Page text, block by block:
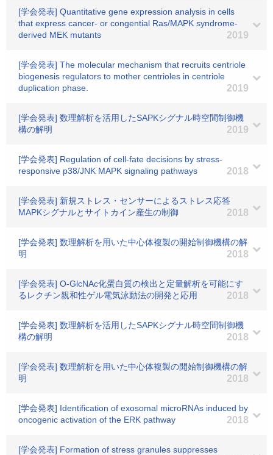
[学会発表] Quantitative gene expression analysis in cells
that express cancer- or congential Ras/MAPK syndrome-
derived MEK mutants
2019
[学会発表] The molecular mechanism that recruits centriole
biogenesis regulators to mother centrioles in centriole
duplication phase.
2019
[学会発表] 数理解析を活用したSAPKシグナル時空間制御機
構の解明
2019
[学会発表] Regulation of cell-fate decisions by stress-
responsive p38/JNK MAPK signaling pathways
2018
[学会発表] 新規ストレス・センサーによるストレス応答
MAPKシグナルとサイトカイン産生の制御
2018
[学会発表] 数理解析を用いた中心体複製の開始制御機構の解
明
2018
[学会発表] O-GlcNAc化蛋白質の検出と定量解析を可能にす
るレクチン親和性ゲル電気泳動法の開発と応用
2018
[学会発表] 数理解析を活用したSAPKシグナル時空間制御機
構の解明
2018
[学会発表] 数理解析を用いた中心体複製の開始制御機構の解
明
2018
[学会発表] Identification of exosomal microRNAs induced by
oncogenic activation of the ERK pathway
2018
[学会発表] Formation of stress granules suppresses